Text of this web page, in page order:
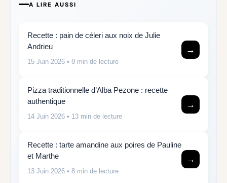
A LIRE AUSSI
Recette : pain de céleri aux noix de Julie
Andrieu
15 Juin 2026 • 9 min de lecture
→
Pizza traditionnelle d’Alba Pezone : recette
authentique
14 Juin 2026 • 13 min de lecture
→
Recette : tarte amandine aux poires de Pauline
et Marthe
13 Juin 2026 • 8 min de lecture
→